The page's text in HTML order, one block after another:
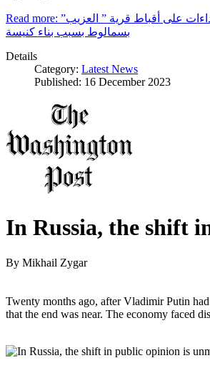
Read more: اعتداءات على أقباط قرية ” العزيب”
بسمالوط بسبب بناء كنيسة
Details
Category: Latest News
Published: 16 December 2023
In Russia, the shift
By Mikhail Zygar
Twenty months ago, after Vladimir Putin
that the end was near. The economy faced